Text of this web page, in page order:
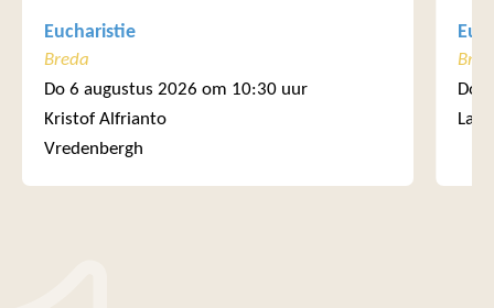
Eucharistie
Breda
Do 6 augustus 2026 om 10:30 uur
Kristof Alfrianto
Vredenbergh
Do